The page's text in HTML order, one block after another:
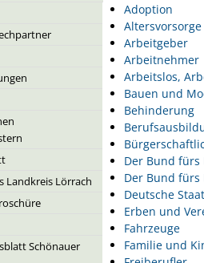
Landkreis Lörrach
Schönauer
Adoption
Arbeitgeber
Arbeitnehmer
Arbeitslos,
Bauen und
Behinderung
Der Bund fürs
Der Bund fürs
Deutsche
Erben und
Fahrzeuge
Familie und